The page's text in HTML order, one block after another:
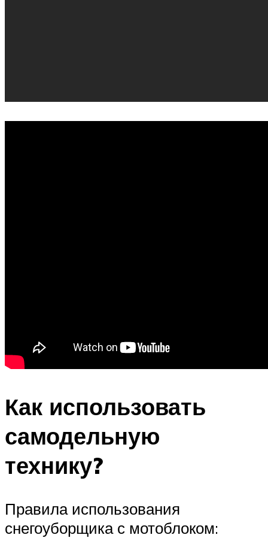
Как использовать
самодельную
технику?
Правила использования
снегоуборщика с мотоблоком: